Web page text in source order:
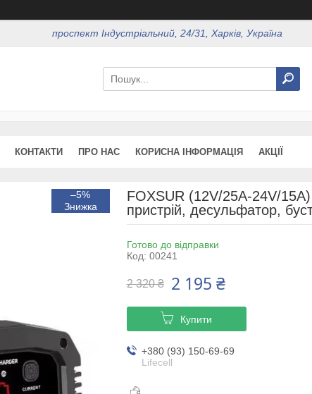
проспект Індустріальний, 24/31, Харків, Україна
КОНТАКТИ ПРО НАС КОРИСНА ІНФОРМАЦІЯ АКЦІЇ
–5%
FOXSUR (12V/25A-24V/
пристрій, десульфатор,
Готово до відправки
Код: 00241
2 320 ₴ 2 195 ₴
Купити
+380 (93) 150-69-69
Lifecell